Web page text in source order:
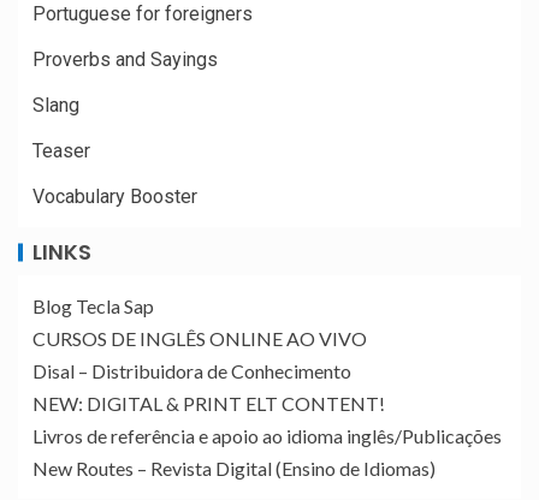
Portuguese for foreigners
Proverbs and Sayings
Slang
Teaser
Vocabulary Booster
LINKS
Blog Tecla Sap
CURSOS DE INGLÊS ONLINE AO VIVO
Disal – Distribuidora de Conhecimento
NEW: DIGITAL & PRINT ELT CONTENT!
Livros de referência e apoio ao idioma inglês/Publicações
New Routes – Revista Digital (Ensino de Idiomas)